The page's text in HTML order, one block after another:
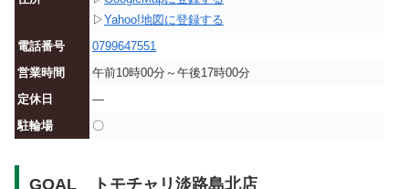
▷Yahoo!地図に登録する
電話番号
0799647551
営業時間
午前10時00分～午後17時00分
定休日
—
駐輪場
〇
GOAL トモチャリ淡路島北店